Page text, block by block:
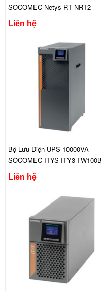
SOCOMEC Netys RT NRT2-
U1700
Liên hệ
Bộ Lưu Điện UPS 10000VA
SOCOMEC ITYS ITY3-TW100B
Liên hệ